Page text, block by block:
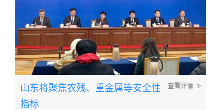
查看详情
山东将聚焦农残、重金属等安全性
指标